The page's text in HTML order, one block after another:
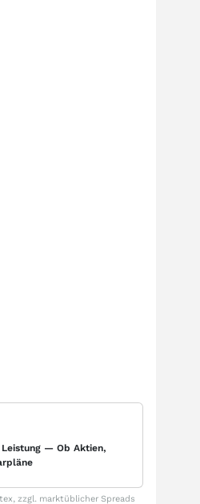
Leistung — Ob Aktien,
zzgl. marktüblicher Spreads